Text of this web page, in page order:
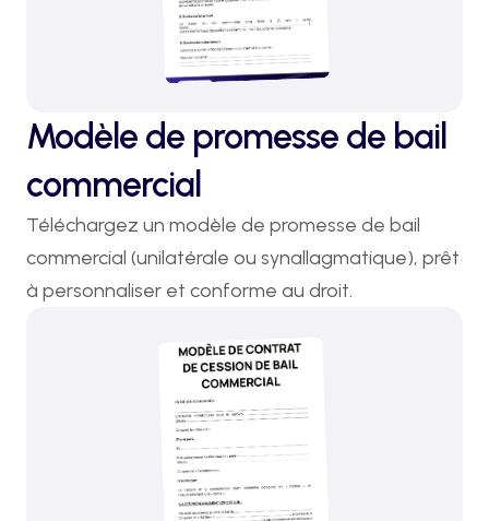
Modèle de promesse de bail
commercial
Téléchargez un modèle de promesse de bail
commercial (unilatérale ou synallagmatique), prêt
à personnaliser et conforme au droit.